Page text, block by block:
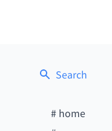
Search
# home